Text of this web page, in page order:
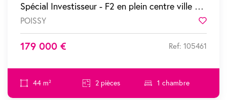
Spécial Investisseur - F2 en plein centre ville vendu loué
POISSY
179 000 € Ref: 105461
44 m² 2 pièces 1 chambre